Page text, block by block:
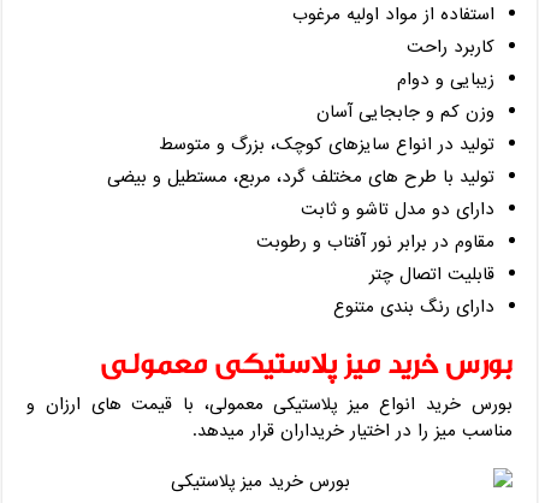
استفاده از مواد اولیه مرغوب
کاربرد راحت
زیبایی و دوام
وزن کم و جابجایی آسان
تولید در انواع سایزهای کوچک، بزرگ و متوسط
تولید با طرح های مختلف گرد، مربع، مستطیل و بیضی
دارای دو مدل تاشو و ثابت
مقاوم در برابر نور آفتاب و رطوبت
قابلیت اتصال چتر
دارای رنگ بندی متنوع
بورس خرید میز پلاستیکی معمولی
بورس خرید انواع میز پلاستیکی معمولی، با قیمت های ارزان و
مناسب میز را در اختیار خریداران قرار میدهد.